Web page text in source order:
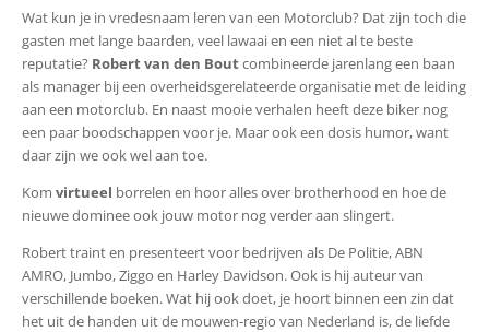
Wat kun je in vredesnaam leren van een Motorclub? Dat zijn toch die
gasten met lange baarden, veel lawaai en een niet al te beste
reputatie? Robert van den Boutcombineerde jarenlang een baan
als manager bij een overheidsgerelateerde organisatie met de leiding
aan een motorclub. En naast mooie verhalen heeft deze biker nog
een paar boodschappen voor je. Maar ook een dosis humor, want
daar zijn we ook wel aan toe.
Kom virtueel borrelen en hoor alles over brotherhood en hoe de
nieuwe dominee ook jouw motor nog verder aan slingert.
Robert traint en presenteert voor bedrijven als De Politie, ABN
AMRO, Jumbo, Ziggo en Harley Davidson. Ook is hij auteur van
verschillende boeken. Wat hij ook doet, je hoort binnen een zin dat
het uit de handen uit de mouwen-regio van Nederland is, de liefde